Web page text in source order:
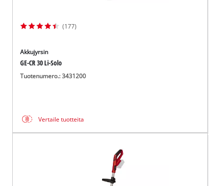
(177)
Akkujyrsin
GE-CR 30 Li-Solo
Tuotenumero.: 3431200
Vertaile tuotteita